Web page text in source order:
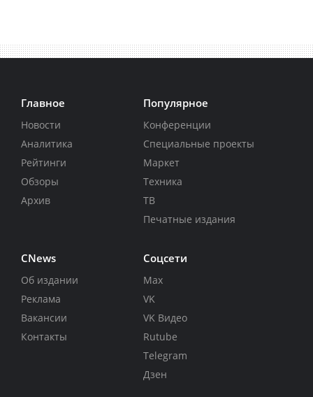
Главное
Новости
Аналитика
Рейтинги
Обзоры
Архив
Популярное
Конференции
Специальные проекты
Маркет
Техника
ТВ
Печатные издания
CNews
Об издании
Реклама
Вакансии
Контакты
Соцсети
Max
VK
VK Видео
Rutube
Telegram
Дзен